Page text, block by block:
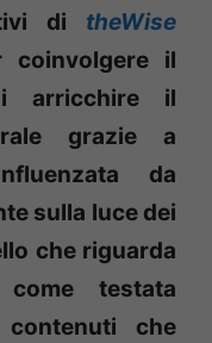
di theWise
il
arricchire il
grazie a
da
sulla luce dei
che riguarda
testata
che